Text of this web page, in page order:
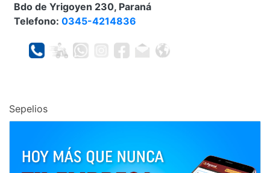
Bdo de Yrigoyen 230, Paraná
Telefono: 0345-4214836
Sepelios